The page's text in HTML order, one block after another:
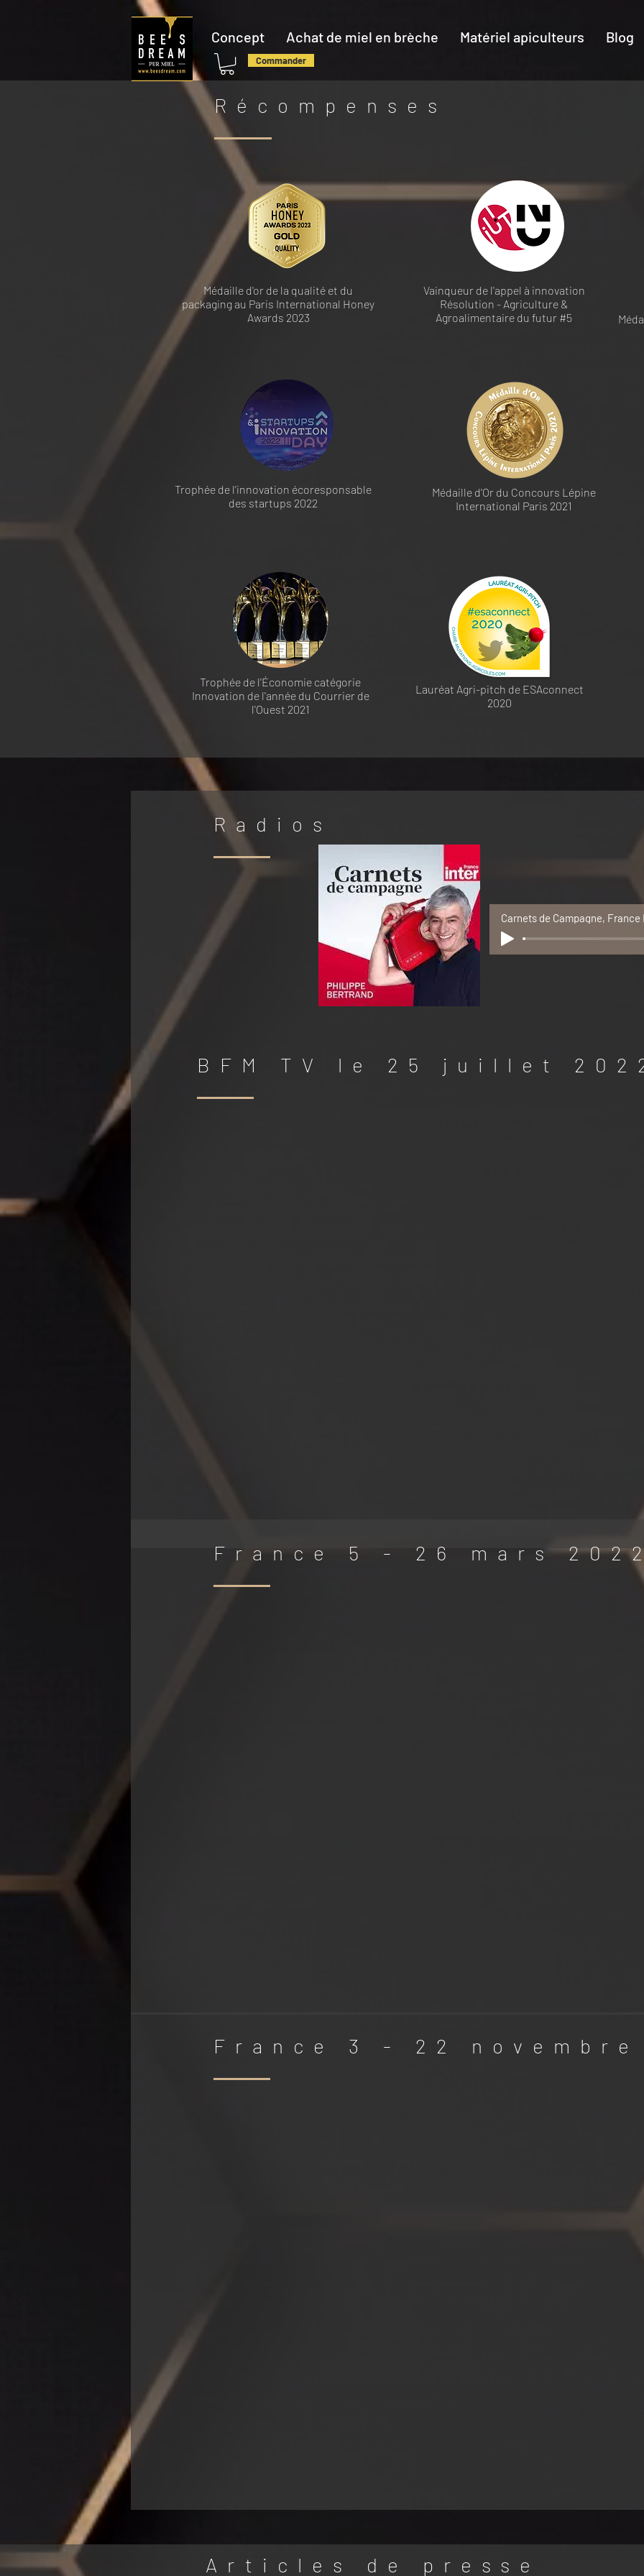
Concept Achat de miel en brèche Matériel apiculteurs Blog
Commander
Récompenses
Médaille d'or de la qualité et du
packaging au Paris International Honey
Awards 2023
Vainqueur de l'appel à innovation
Résolution - Agriculture &
Agroalimentaire du futur #5
Trophée de l'innovation écoresponsable
des startups 2022
Médaille d'Or du Concours Lépine
International Paris 2021
Trophée de l'Économie catégorie
Innovation de l'année du Courrier de
l'Ouest 2021
Lauréat Agri-pitch de ESAconnect
2020
Radios
Carnets de Campagne,
BFM TV le 25 juillet
France 5 - 26 mars
France 3 - 22 novembre
Articles de presse